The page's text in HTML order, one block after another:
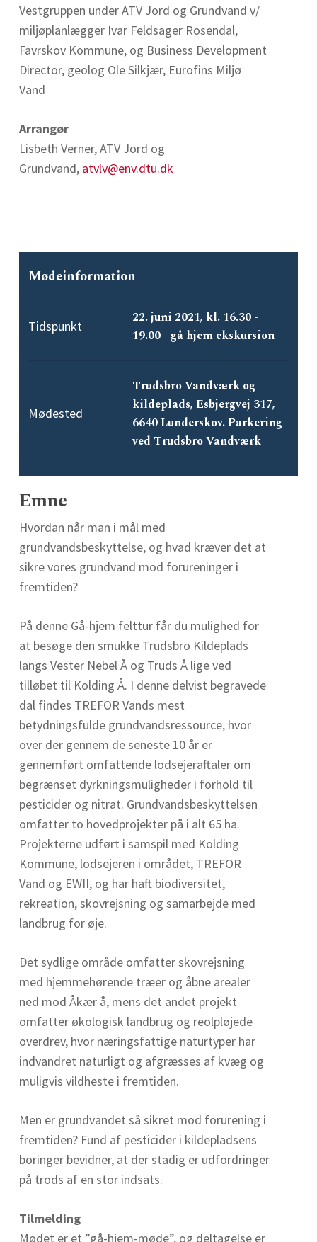
Vestgruppen under ATV Jord og Grundvand v/
miljøplanlægger Ivar Feldsager Rosendal,
Favrskov Kommune, og Business Development
Director, geolog Ole Silkjær, Eurofins Miljø
Vand
Arrangør
Lisbeth Verner, ATV Jord og
Grundvand, atvlv@env.dtu.dk
Mødeinformation
Tidspunkt
22. juni 2021, kl. 16.30 -
19.00 - gå hjem ekskursion
Mødested
Trudsbro Vandværk og
kildeplads, Esbjergvej 317,
6640 Lunderskov. Parkering
ved Trudsbro Vandværk
Emne
Hvordan når man i mål med
grundvandsbeskyttelse, og hvad kræver det at
sikre vores grundvand mod forureninger i
fremtiden?
På denne Gå-hjem felttur får du mulighed for
at besøge den smukke Trudsbro Kildeplads
langs Vester Nebel Å og Truds Å lige ved
tilløbet til Kolding Å. I denne delvist begravede
dal findes TREFOR Vands mest
betydningsfulde grundvandsressource, hvor
over der gennem de seneste 10 år er
gennemført omfattende lodsejeraftaler om
begrænset dyrkningsmuligheder i forhold til
pesticider og nitrat. Grundvandsbeskyttelsen
omfatter to hovedprojekter på i alt 65 ha.
Projekterne udført i samspil med Kolding
Kommune, lodsejeren i området, TREFOR
Vand og EWII, og har haft biodiversitet,
rekreation, skovrejsning og samarbejde med
landbrug for øje.
Det sydlige område omfatter skovrejsning
med hjemmehørende træer og åbne arealer
ned mod Åkær å, mens det andet projekt
omfatter økologisk landbrug og reolpløjede
overdrev, hvor næringsfattige naturtyper har
indvandret naturligt og afgræsses af kvæg og
muligvis vildheste i fremtiden.
Men er grundvandet så sikret mod forurening i
fremtiden? Fund af pesticider i kildepladsens
boringer bevidner, at der stadig er udfordringer
på trods af en stor indsats.
Tilmelding
Mødet er et ”gå-hjem-møde”, og deltagelse er